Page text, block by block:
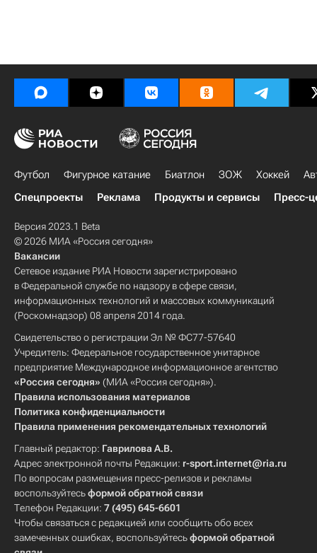
Футбол Фигурное катание Биатлон ЗОЖ Хоккей
Спецпроекты
Реклама Продукты и сервисы Пресс-
Версия 2023.1 Beta
© 2026 МИА «Россия сегодня»
Вакансии
Сетевое издание РИА Новости зарегистрировано
в Федеральной службе по надзору в сфере связи,
информационных технологий и массовых коммуникаций
(Роскомнадзор) 08 апреля 2014 года.
Свидетельство о регистрации Эл № ФС77-57640
Учредитель: Федеральное государственное унитарное
предприятие Международное информационное агентство
«Россия сегодня» (МИА «Россия сегодня»).
Правила использования материалов
Политика конфиденциальности
Правила применения рекомендательных технологий
Главный редактор: Гаврилова А.В.
Адрес электронной почты Редакции: r-sport.internet@ria.ru
По вопросам размещения пресс-релизов и рекламы
воспользуйтесьформой обратной связи
Телефон Редакции: 7 (495) 645-6601
Чтобы связаться с редакцией или сообщить обо всех
замеченных ошибках, воспользуйтесьформой обратной